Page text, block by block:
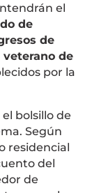
el
de
de
veterano de
por la
bolsillo de
Según
residencial
del
de